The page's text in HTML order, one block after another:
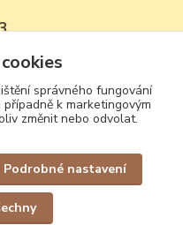
správného fungování
k marketingovým
změnit nebo odvolat.
Podrobné nastavení